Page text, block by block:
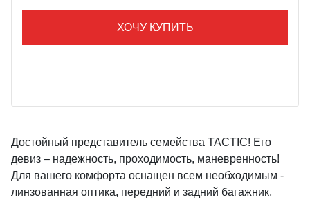
ХОЧУ КУПИТЬ
Достойный представитель семейства TACTIC! Его
девиз – надежность, проходимость, маневренность!
Для вашего комфорта оснащен всем необходимым -
линзованная оптика, передний и задний багажник,